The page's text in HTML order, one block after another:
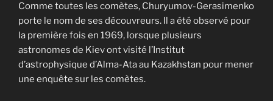
Comme toutes les comètes, Churyumov-Gerasimenko
porte le nom de ses découvreurs. Il a été observé pour
la première fois en 1969, lorsque plusieurs
astronomes de Kiev ont visité l’Institut
d’astrophysique d’Alma-Ata au Kazakhstan pour mener
une enquête sur les comètes.